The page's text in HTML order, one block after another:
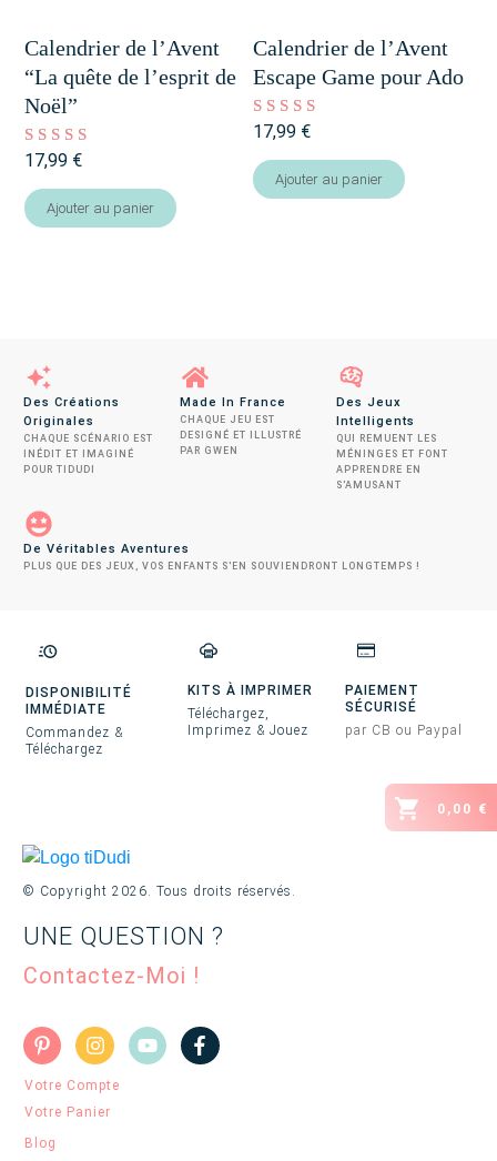
Calendrier de l’Avent
“La quête de l’esprit de
Noël”
Note
sur 5
17,99 €
Ajouter au panier
Calendrier de l’Avent
Escape Game pour Ado
Note
sur 5
17,99 €
Ajouter au panier
Des Créations
Originales
CHAQUE SCÉNARIO EST
INÉDIT ET IMAGINÉ
POUR TIDUDI
Made In France
CHAQUE JEU EST
DESIGNÉ ET ILLUSTRÉ
PAR GWEN
Des Jeux
Intelligents
QUI REMUENT LES
MÉNINGES ET FONT
APPRENDRE EN
S'AMUSANT
De Véritables Aventures
PLUS QUE DES JEUX, VOS ENFANTS S'EN SOUVIENDRONT LONGTEMPS !
DISPONIBILITÉ
IMMÉDIATE
Commandez &
Téléchargez
KITS À IMPRIMER
Téléchargez,
Imprimez & Jouez
PAIEMENT
SÉCURISÉ
par CB ou Paypal
0,00 €
© Copyright 2026. Tous droits réservés.
UNE QUESTION ?
Contactez-Moi !
Votre Compte
Votre Panier
Blog